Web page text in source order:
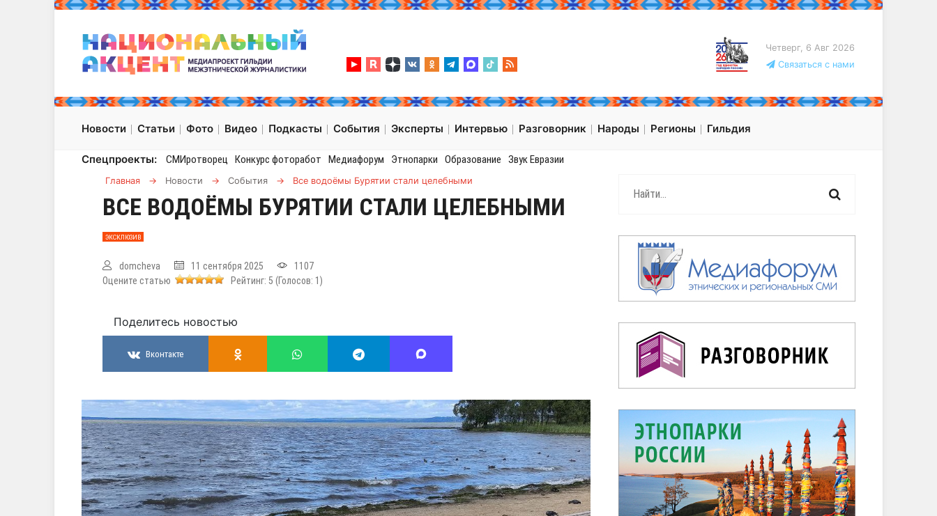
Четверг, 6 Авг 2026
Связаться с нами
Новости Статьи Фото Видео Подкасты События Эксперты Интервью Разговорник Народы Регионы Гильдия
Спецпроекты: СМИротворец Конкурс фоторабот Медиафорум Этнопарки Образование Звук Евразии
Главная → Новости → События → Все водоёмы Бурятии стали целебными
ВСЕ ВОДОЁМЫ БУРЯТИИ СТАЛИ ЦЕЛЕБНЫМИ
ЭКСКЛЮЗИВ
domcheva 11 сентября 2025
1107
Оцените статью
Рейтинг: 5 (Голосов: 1 )
Поделитесь новостью
Вконтакте